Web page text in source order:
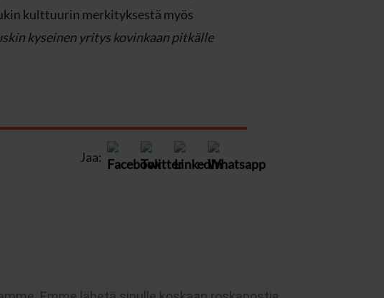
kulttuurin merkityksestä myös
kyseinen yritys kovinkaan pitkälle
Jaa: